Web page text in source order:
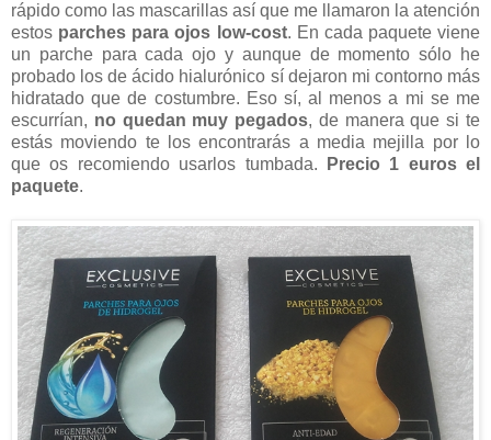
rápido como las mascarillas así que me llamaron la atención
estos parches para ojos low-cost. En cada paquete viene
un parche para cada ojo y aunque de momento sólo he
probado los de ácido hialurónico sí dejaron mi contorno más
hidratado que de costumbre. Eso sí, al menos a mi se me
escurrían, no quedan muy pegados, de manera que si te
estás moviendo te los encontrarás a media mejilla por lo
que os recomiendo usarlos tumbada.
Precio 1 euros el
paquete.